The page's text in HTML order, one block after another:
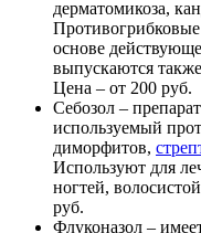
дерматомикоза,
основе
выпускаются
Цена – от 200 руб.
Себозол –
используемый
диморфитов,
Используют для
ногтей,
руб.
Флуконазол –